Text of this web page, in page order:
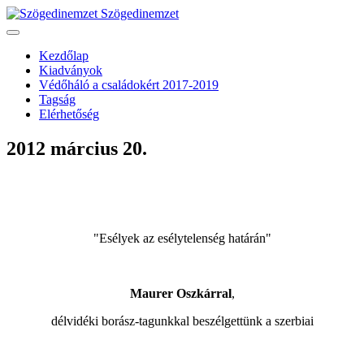
Szögedinemzet
Kezdőlap
Kiadványok
Védőháló a családokért 2017-2019
Tagság
Elérhetőség
2012 március 20.
"Esélyek az esélytelenség határán"
Maurer Oszkárral,
délvidéki borász-tagunkkal beszélgettünk a szerbiai